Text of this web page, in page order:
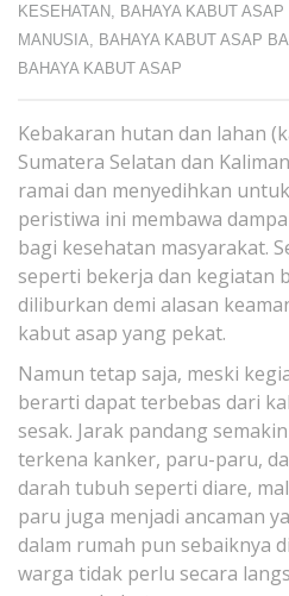
KESEHATAN
BAHAYA KABUT
MANUSIA
BAHAYA KABUT ASAP
BAHAYA KABUT ASAP
Kebakaran hutan dan lahan
Sumatera Selatan dan
ramai dan menyedihkan
peristiwa ini membawa
bagi kesehatan masyarakat.
seperti bekerja dan kegiatan
diliburkan demi alasan
kabut asap yang pekat.
Namun tetap saja, meski
berarti dapat terbebas dari
sesak. Jarak pandang
terkena kanker, paru-paru,
darah tubuh seperti diare,
paru juga menjadi ancaman
dalam rumah pun sebaiknya
warga tidak perlu secara